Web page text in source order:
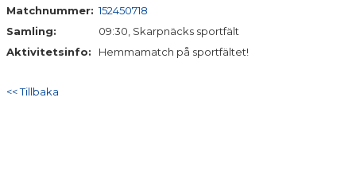
Matchnummer: 152450718
Samling:
09:30, Skarpnäcks sportfält
Aktivitetsinfo:
Hemmamatch på sportfältet!
<< Tillbaka